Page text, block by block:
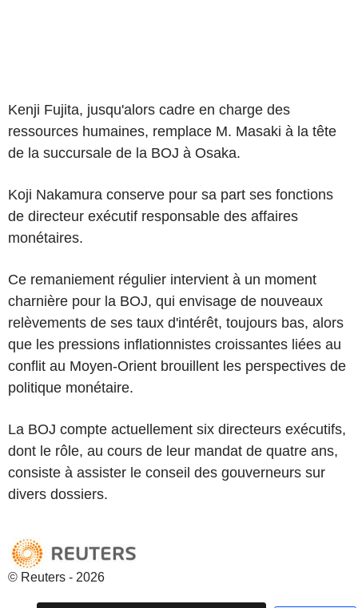
Kenji Fujita, jusqu'alors cadre en charge des
ressources humaines, remplace M. Masaki à la tête
de la succursale de la BOJ à Osaka.
Koji Nakamura conserve pour sa part ses fonctions
de directeur exécutif responsable des affaires
monétaires.
Ce remaniement régulier intervient à un moment
charnière pour la BOJ, qui envisage de nouveaux
relèvements de ses taux d'intérêt, toujours bas, alors
que les pressions inflationnistes croissantes liées au
conflit au Moyen-Orient brouillent les perspectives de
politique monétaire.
La BOJ compte actuellement six directeurs exécutifs,
dont le rôle, au cours de leur mandat de quatre ans,
consiste à assister le conseil des gouverneurs sur
divers dossiers.
© Reuters - 2026